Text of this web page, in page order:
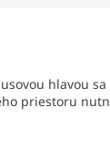
hlavou
priestoru